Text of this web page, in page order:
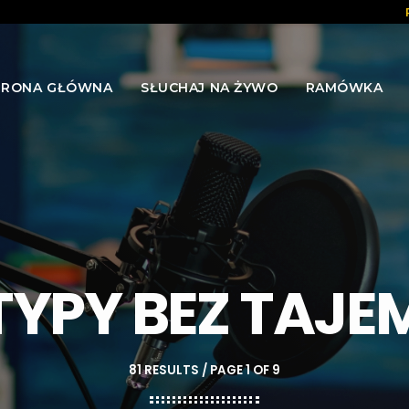
GŁÓWNA SŁUCHAJ NA ŻYWO RAMÓWKA
BEZ
81 RESULTS / PAGE 1 OF 9